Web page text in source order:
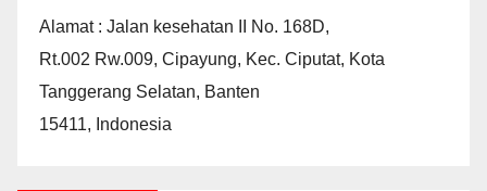
Alamat : Jalan kesehatan II No. 168D,
Rt.002 Rw.009, Cipayung, Kec. Ciputat, Kota
Tanggerang Selatan, Banten
15411, Indonesia